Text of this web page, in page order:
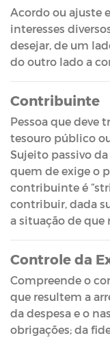
Acordo ou ajuste
interesses
desejar, de um
do outro lado a
Contribuinte
Pessoa que deve
tesouro público
Sujeito passivo
quem de exige o
contribuinte é
contribuir, dada
a situação de que
Controle da
Compreende o
que resultem a
da despesa e o
obrigações; da